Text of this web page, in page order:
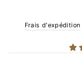
Frais d'expédition